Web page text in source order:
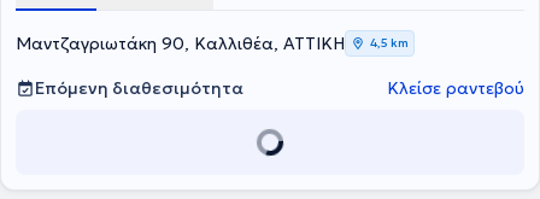
Μαντζαγριωτάκη 90, Καλλιθέα, ΑΤΤΙΚΗ 4,5 km
Επόμενη διαθεσιμότητα Κλείσε ραντεβού